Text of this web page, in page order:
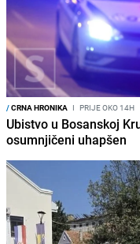
/CRNA HRONIKA I PRIJE OKO 14H
Ubistvo u Bosanskoj
osumnjičeni uhapšen